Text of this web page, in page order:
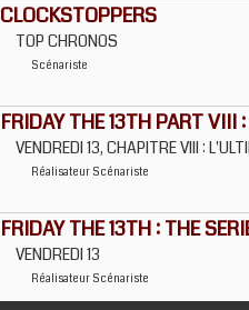
CLOCKSTOPPERS
TOP CHRONOS
Scénariste
FRIDAY THE 13TH PART
VENDREDI 13, CHAPITRE VIII :
Réalisateur Scénariste
FRIDAY THE 13TH : THE
VENDREDI 13
Réalisateur Scénariste